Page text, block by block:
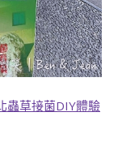
蟲草接菌DIY體驗